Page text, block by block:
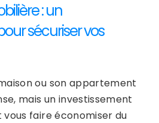
: un
sécuriser vos
ou son appartement
mais un investissement
faire économiser du